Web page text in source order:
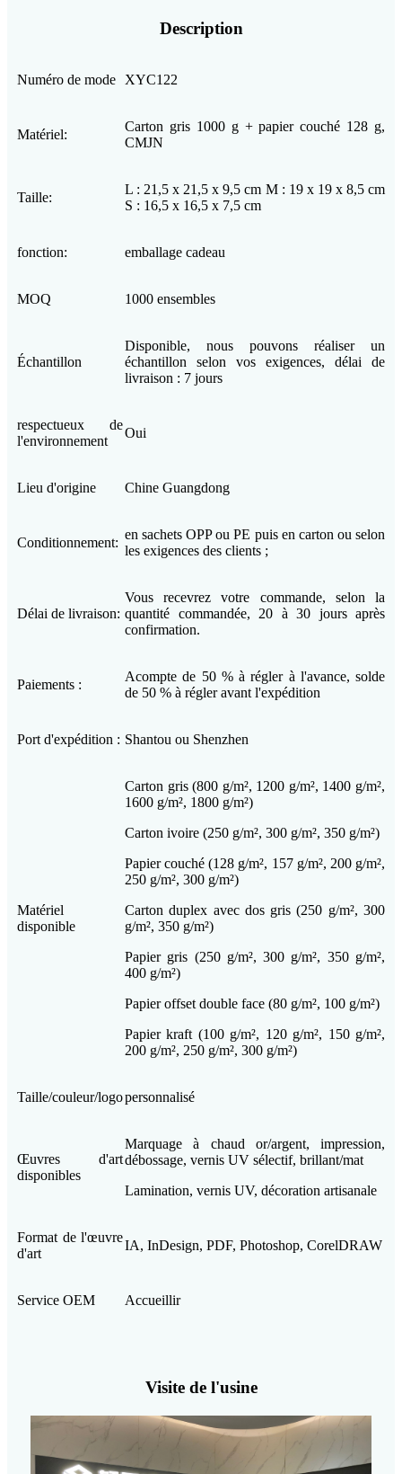
Description
Numéro de mode XYC122
Matériel:
Carton gris 1000 g + papier couché 128 g,
CMJN
Taille:
L : 21,5 x 21,5 x 9,5 cm M : 19 x 19 x 8,5 cm
S : 16,5 x 16,5 x 7,5 cm
fonction: emballage cadeau
MOQ 1000 ensembles
Échantillon
Disponible, nous pouvons réaliser un
échantillon selon vos exigences, délai de
livraison : 7 jours
respectueux de
l'environnement
Oui
Lieu d'origine Chine Guangdong
Conditionnement:
en sachets OPP ou PE puis en carton ou selon
les exigences des clients ;
Délai de livraison:
Vous recevrez votre commande, selon la
quantité commandée, 20 à 30 jours après
confirmation.
Paiements :
Acompte de 50 % à régler à l'avance, solde
de 50 % à régler avant l'expédition
Port d'expédition : Shantou ou Shenzhen
Matériel
disponible
Carton gris (800 g/m², 1200 g/m², 1400 g/m²,
1600 g/m², 1800 g/m²)
Carton ivoire (250 g/m², 300 g/m², 350 g/m²)
Papier couché (128 g/m², 157 g/m², 200 g/m²,
250 g/m², 300 g/m²)
Carton duplex avec dos gris (250 g/m², 300
g/m², 350 g/m²)
Papier gris (250 g/m², 300 g/m², 350 g/m²,
400 g/m²)
Papier offset double face (80 g/m², 100 g/m²)
Papier kraft (100 g/m², 120 g/m², 150 g/m²,
200 g/m², 250 g/m², 300 g/m²)
Taille/couleur/logopersonnalisé
Œuvres d'art
disponibles
Marquage à chaud or/argent, impression,
débossage, vernis UV sélectif, brillant/mat
Lamination, vernis UV, décoration artisanale
Format de l'œuvre
d'art
IA, InDesign, PDF, Photoshop, CorelDRAW
Service OEM Accueillir
Visite de l'usine